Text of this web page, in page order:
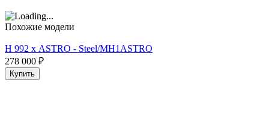
Похожие модели
H 992 х ASTRO - Steel/MH1ASTRO
278 000 ₽
Купить